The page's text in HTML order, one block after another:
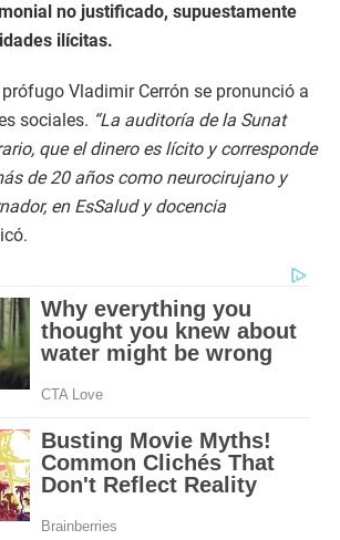
no justificado, supuestamente
ilícitas.
Vladimir Cerrón se pronunció a
sociales. “La auditoría de la Sunat
que el dinero es lícito y corresponde
de 20 años como neurocirujano y
en EsSalud y docencia